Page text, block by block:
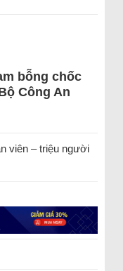
bỗng chốc
Công An
viên – triệu người